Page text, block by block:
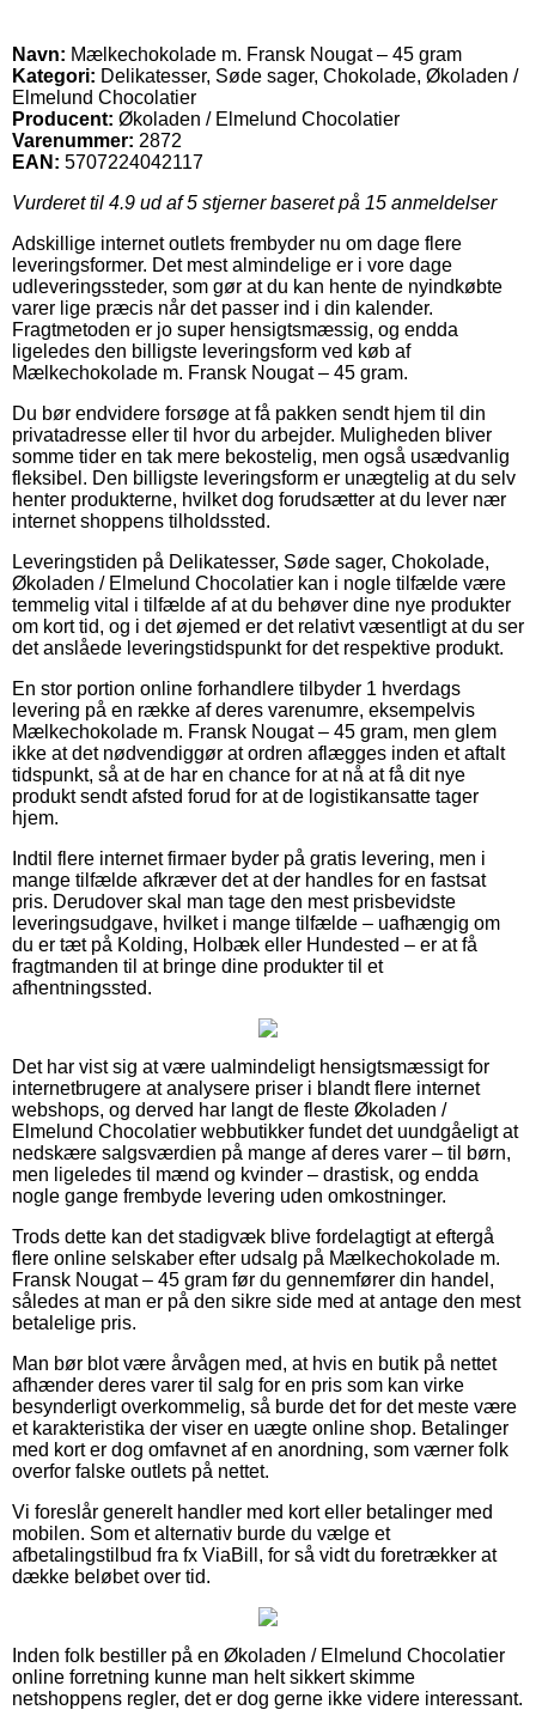
Navn: Mælkechokolade m. Fransk Nougat – 45 gram
Kategori: Delikatesser, Søde sager, Chokolade, Økoladen /
Elmelund Chocolatier
Producent: Økoladen / Elmelund Chocolatier
Varenummer: 2872
EAN: 5707224042117
Vurderet til 4.9 ud af 5 stjerner baseret på 15 anmeldelser
Adskillige internet outlets frembyder nu om dage flere
leveringsformer. Det mest almindelige er i vore dage
udleveringssteder, som gør at du kan hente de nyindkøbte
varer lige præcis når det passer ind i din kalender.
Fragtmetoden er jo super hensigtsmæssig, og endda
ligeledes den billigste leveringsform ved køb af
Mælkechokolade m. Fransk Nougat – 45 gram.
Du bør endvidere forsøge at få pakken sendt hjem til din
privatadresse eller til hvor du arbejder. Muligheden bliver
somme tider en tak mere bekostelig, men også usædvanlig
fleksibel. Den billigste leveringsform er unægtelig at du selv
henter produkterne, hvilket dog forudsætter at du lever nær
internet shoppens tilholdssted.
Leveringstiden på Delikatesser, Søde sager, Chokolade,
Økoladen / Elmelund Chocolatier kan i nogle tilfælde være
temmelig vital i tilfælde af at du behøver dine nye produkter
om kort tid, og i det øjemed er det relativt væsentligt at du ser
det anslåede leveringstidspunkt for det respektive produkt.
En stor portion online forhandlere tilbyder 1 hverdags
levering på en række af deres varenumre, eksempelvis
Mælkechokolade m. Fransk Nougat – 45 gram, men glem
ikke at det nødvendiggør at ordren aflægges inden et aftalt
tidspunkt, så at de har en chance for at nå at få dit nye
produkt sendt afsted forud for at de logistikansatte tager
hjem.
Indtil flere internet firmaer byder på gratis levering, men i
mange tilfælde afkræver det at der handles for en fastsat
pris. Derudover skal man tage den mest prisbevidste
leveringsudgave, hvilket i mange tilfælde – uafhængig om
du er tæt på Kolding, Holbæk eller Hundested – er at få
fragtmanden til at bringe dine produkter til et
afhentningssted.
Det har vist sig at være ualmindeligt hensigtsmæssigt for
internetbrugere at analysere priser i blandt flere internet
webshops, og derved har langt de fleste Økoladen /
Elmelund Chocolatier webbutikker fundet det uundgåeligt at
nedskære salgsværdien på mange af deres varer – til børn,
men ligeledes til mænd og kvinder – drastisk, og endda
nogle gange frembyde levering uden omkostninger.
Trods dette kan det stadigvæk blive fordelagtigt at eftergå
flere online selskaber efter udsalg på Mælkechokolade m.
Fransk Nougat – 45 gram før du gennemfører din handel,
således at man er på den sikre side med at antage den mest
betalelige pris.
Man bør blot være årvågen med, at hvis en butik på nettet
afhænder deres varer til salg for en pris som kan virke
besynderligt overkommelig, så burde det for det meste være
et karakteristika der viser en uægte online shop. Betalinger
med kort er dog omfavnet af en anordning, som værner folk
overfor falske outlets på nettet.
Vi foreslår generelt handler med kort eller betalinger med
mobilen. Som et alternativ burde du vælge et
afbetalingstilbud fra fx ViaBill, for så vidt du foretrækker at
dække beløbet over tid.
Inden folk bestiller på en Økoladen / Elmelund Chocolatier
online forretning kunne man helt sikkert skimme
netshoppens regler, det er dog gerne ikke videre interessant.